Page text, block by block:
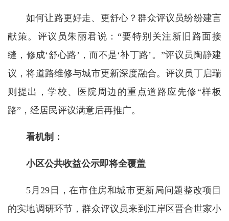
如何让路更好走、更舒心？群众评议员纷纷建言
献策。评议员朱丽君说：“要特别关注新旧路面接
缝，修成‘舒心路’，而不是‘补丁路’。”评议员陶静建
议，将道路维修与城市更新深度融合。评议员丁启瑞
则提出，学校、医院周边的重点道路应先修“样板
路”，经居民评议满意后再推广。
看机制：
小区公共收益公示即将全覆盖
5月29日，在市住房和城市更新局问题整改项目
的实地调研环节，群众评议员来到江岸区晋合世家小